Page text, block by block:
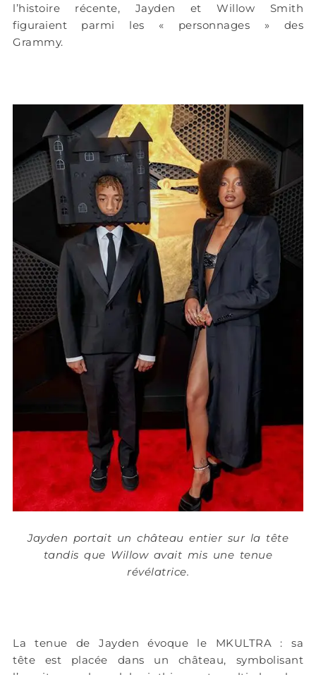
l’histoire récente, Jayden et Willow Smith
figuraient parmi les « personnages » des
Grammy.
Jayden portait un château entier sur la tête
tandis que Willow avait mis une tenue
révélatrice.
La tenue de Jayden évoque le MKULTRA : sa
tête est placée dans un château, symbolisant